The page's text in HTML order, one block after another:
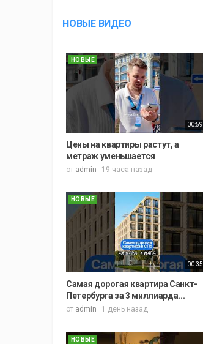
НОВЫЕ ВИДЕО
00:59
НОВЫЕ
Цены на квартиры растут, а
метраж уменьшается
от admin 19 часа назад
00:35
НОВЫЕ
Самая дорогая квартира Санкт-
Петербурга за 3 миллиарда...
от admin 1 день назад
НОВЫЕ